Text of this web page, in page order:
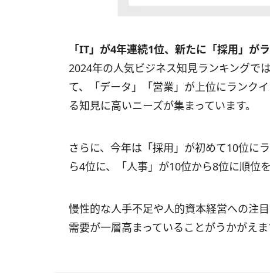
「IT」が4年連続1位、新たに「採用」が
2024年の人気ビジネス知見ランキングで
て、「データ」「営業」が上位にランク
る知見に高いニーズが集まっています。
さらに、今年は「採用」が初めて10位に
ら4位に、「人事」が10位から8位に順位
慢性的な人手不足や人的資本経営への注
需要が一層高まっていることがうかがえま